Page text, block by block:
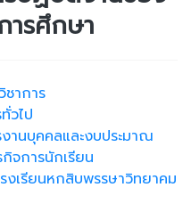
ารศึกษา
าการ
วไป
านบุคคลและงบประมาณ
จการนักเรียน
งเรียนหกสิบพรรษาวิทยาคม